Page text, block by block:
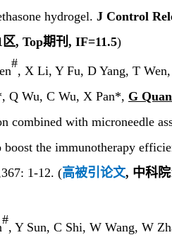
hydrogel. J Control
区, Top期刊, IF=11.5)
#
, X Li, Y Fu, D Yang, T
Q Wu, C Wu, X Pan*, G
combined with microneedle
boost the immunotherapy
: 1-12. (高被引论文, 中科院
#
, Y Sun, C Shi, W Wang, W